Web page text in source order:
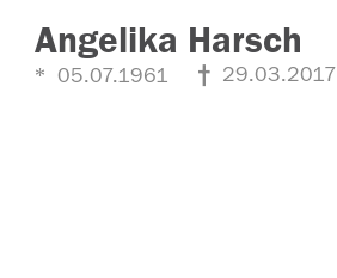
Angelika Harsch
05.07.1961 29.03.2017